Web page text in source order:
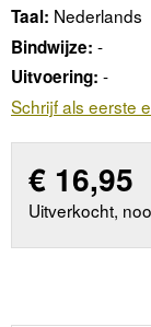
Taal: Nederlands
Bindwijze: -
Uitvoering: -
Schrijf als eerste
€ 16,95
Uitverkocht,